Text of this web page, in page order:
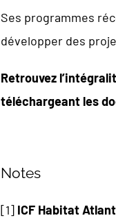
Ses programmes
développer des
Retrouvez
téléchargeant les
Notes
[1] ICF Habitat